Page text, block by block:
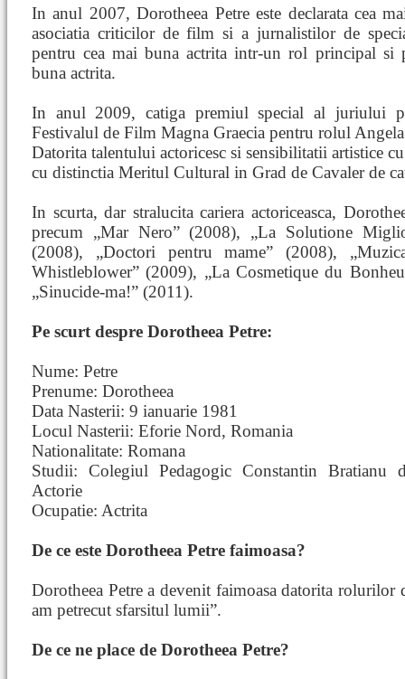
In anul 2007, Dorotheea Petre este declarata cea
asociatia criticilor de film si a jurnalistilor de
pentru cea mai buna actrita intr-un rol principal si
buna actrita.
In anul 2009, catiga premiul special al juriului
Festivalul de Film Magna Graecia pentru rolul
Datorita talentului actoricesc si sensibilitatii artistice
cu distinctia Meritul Cultural in Grad de Cavaler de
In scurta, dar stralucita cariera actoriceasca,
precum „Mar Nero” (2008), „La Solutione
(2008), „Doctori pentru mame” (2008),
Whistleblower” (2009), „La Cosmetique du
„Sinucide-ma!” (2011).
Pe scurt despre Dorotheea Petre:
Nume: Petre
Prenume: Dorotheea
Data Nasterii: 9 ianuarie 1981
Locul Nasterii: Eforie Nord, Romania
Nationalitate: Romana
Studii: Colegiul Pedagogic Constantin Bratianu
Actorie
Ocupatie: Actrita
De ce este Dorotheea Petre faimoasa?
Dorotheea Petre a devenit faimoasa datorita
am petrecut sfarsitul lumii”.
De ce ne place de Dorotheea Petre?